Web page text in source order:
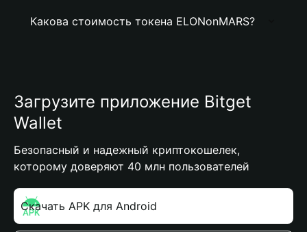
Какова стоимость токена ELONonMARS?
Загрузите приложение Bitget
Wallet
Безопасный и надежный криптокошелек,
которому доверяют 40 млн пользователей
Скачать APK для Android